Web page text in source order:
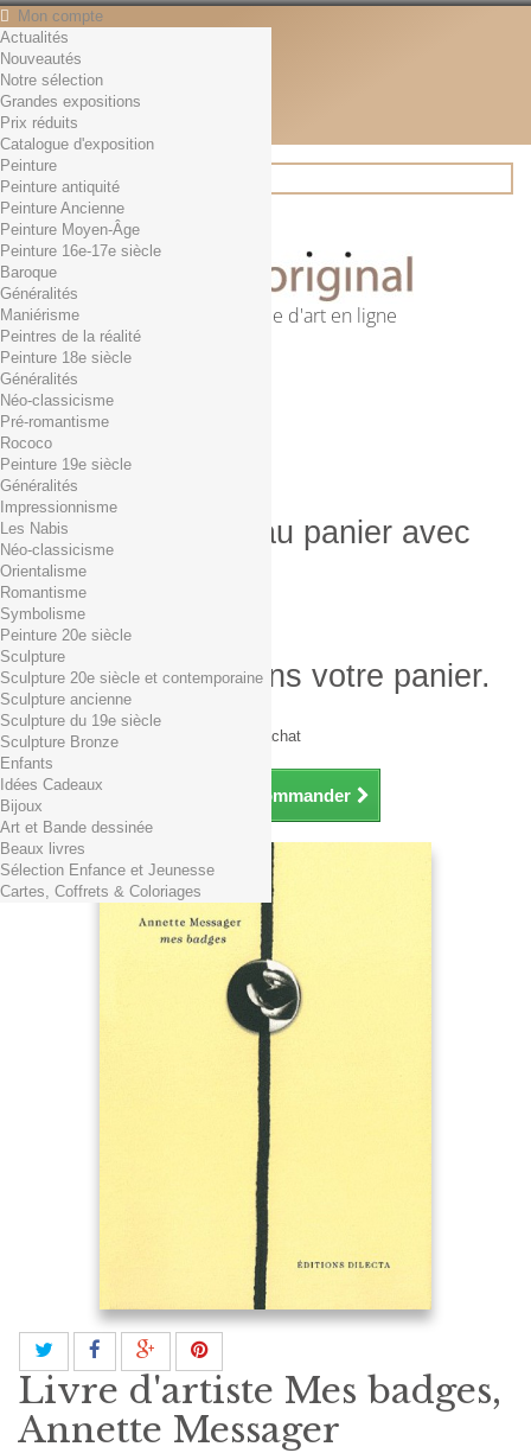
Mon compte
Contact
Français
English
Français
Actualités
Rechercher
Première librairie d'art en ligne
Panier (vide)
Aucun produit
0,01€ dès 29€ d'achat
0,00 € Total
Commander
Produit ajouté au panier avec
succès
Quantité
Total
Il y a 1 produit dans votre panier.
Total produits TTC
Frais de port TTC
0,01€ dès 29€ d'achat
Total TTC
Continuer mes achats Commander
Actualités
Nouveautés
Notre sélection
Grandes expositions
Prix réduits
Catalogue d'exposition
Peinture
Peinture antiquité
Peinture Ancienne
Peinture Moyen-Âge
Peinture 16e-17e siècle
Baroque
Généralités
Maniérisme
Peintres de la réalité
Peinture 18e siècle
Généralités
Néo-classicisme
Pré-romantisme
Rococo
Peinture 19e siècle
Généralités
Impressionnisme
Les Nabis
Néo-classicisme
Orientalisme
Romantisme
Symbolisme
Peinture 20e siècle
Sculpture
Sculpture 20e siècle et contemporaine
Sculpture ancienne
Sculpture du 19e siècle
Sculpture Bronze
Enfants
Idées Cadeaux
Bijoux
Art et Bande dessinée
Beaux livres
Sélection Enfance et Jeunesse
Cartes, Coffrets & Coloriages
Livre d'artiste Mes badges,
Annette Messager